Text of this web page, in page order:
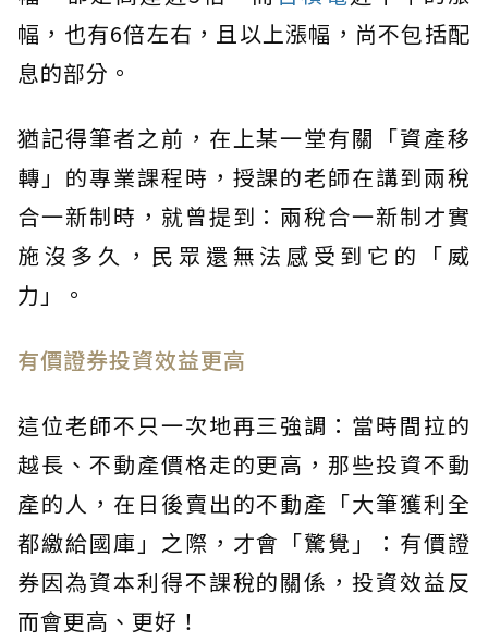
幅，也有6倍左右，且以上漲幅，尚不包括配
息的部分。
猶記得筆者之前，在上某一堂有關「資產移
轉」的專業課程時，授課的老師在講到兩稅
合一新制時，就曾提到：兩稅合一新制才實
施沒多久，民眾還無法感受到它的「威
力」。
有價證券投資效益更高
這位老師不只一次地再三強調：當時間拉的
越長、不動產價格走的更高，那些投資不動
產的人，在日後賣出的不動產「大筆獲利全
都繳給國庫」之際，才會「驚覺」：有價證
券因為資本利得不課稅的關係，投資效益反
而會更高、更好！